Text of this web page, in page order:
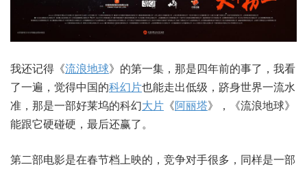
我还记得《流浪地球》的第一集，那是四年前的事了，我看
了一遍，觉得中国的科幻片也能走出低级，跻身世界一流水
准，那是一部好莱坞的科幻大片 《阿丽塔》，《流浪地球》
能跟它硬碰硬，最后还赢了。
第二部电影是在春节档上映的，竞争对手很多，同样是一部